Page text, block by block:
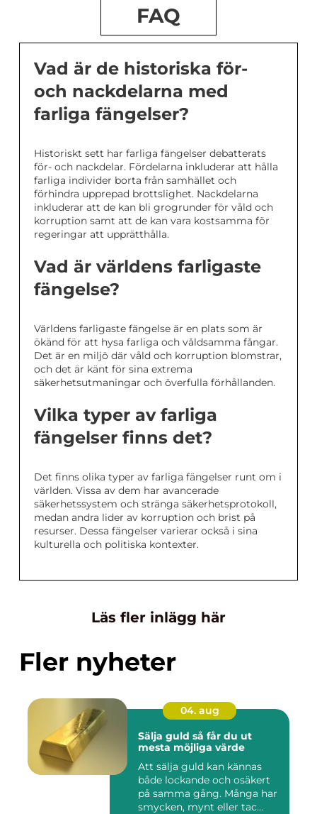
FAQ
Vad är de historiska för-
och nackdelarna med
farliga fängelser?
Historiskt sett har farliga fängelser debatterats
för- och nackdelar. Fördelarna inkluderar att hålla
farliga individer borta från samhället och
förhindra upprepad brottslighet. Nackdelarna
inkluderar att de kan bli grogrunder för våld och
korruption samt att de kan vara kostsamma för
regeringar att upprätthålla.
Vad är världens farligaste
fängelse?
Världens farligaste fängelse är en plats som är
ökänd för att hysa farliga och våldsamma fångar.
Det är en miljö där våld och korruption blomstrar,
och det är känt för sina extrema
säkerhetsutmaningar och överfulla förhållanden.
Vilka typer av farliga
fängelser finns det?
Det finns olika typer av farliga fängelser runt om i
världen. Vissa av dem har avancerade
säkerhetssystem och stränga säkerhetsprotokoll,
medan andra lider av korruption och brist på
resurser. Dessa fängelser varierar också i sina
kulturella och politiska kontexter.
Läs fler inlägg här
Fler nyheter
04. aug
Sälja guld så får du ut
mesta möjliga värde
Att sälja guld kan kännas
både lockande och osäkert
på samma gång. Många har
smycken, mynt eller tac...